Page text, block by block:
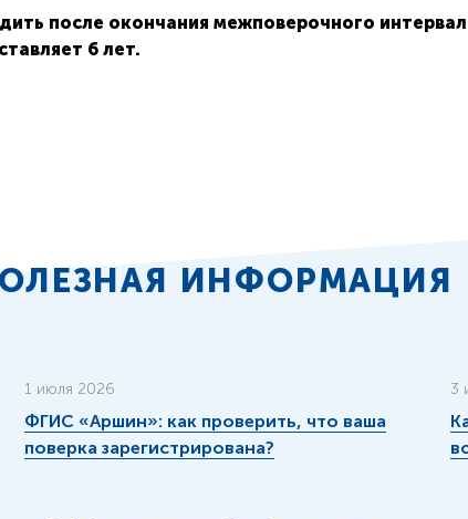
после окончания межповерочного
6 лет.
ИНФОРМАЦИЯ
1 июля 2026
ФГИС «Аршин»: как проверить, что ваша
поверка зарегистрирована?
3